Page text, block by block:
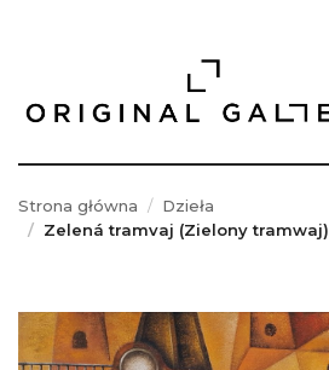
Strona główna
Dzieła
Zelená tramvaj (Zielony tramwaj)